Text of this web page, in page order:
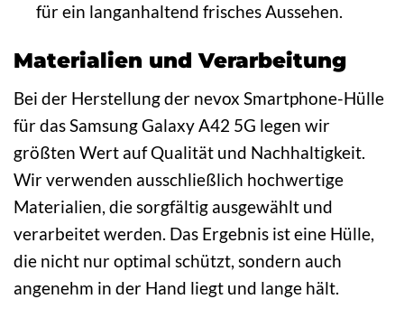
für ein langanhaltend frisches Aussehen.
Materialien und Verarbeitung
Bei der Herstellung der nevox Smartphone-Hülle
für das Samsung Galaxy A42 5G legen wir
größten Wert auf Qualität und Nachhaltigkeit.
Wir verwenden ausschließlich hochwertige
Materialien, die sorgfältig ausgewählt und
verarbeitet werden. Das Ergebnis ist eine Hülle,
die nicht nur optimal schützt, sondern auch
angenehm in der Hand liegt und lange hält.